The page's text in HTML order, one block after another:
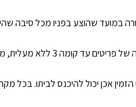
במועד שהוצע בפניו מכל סיבה
לזה תוספת 50 ש״ח לכל קומה ולכל פריט.
אכן יכול להיכנס לביתו.